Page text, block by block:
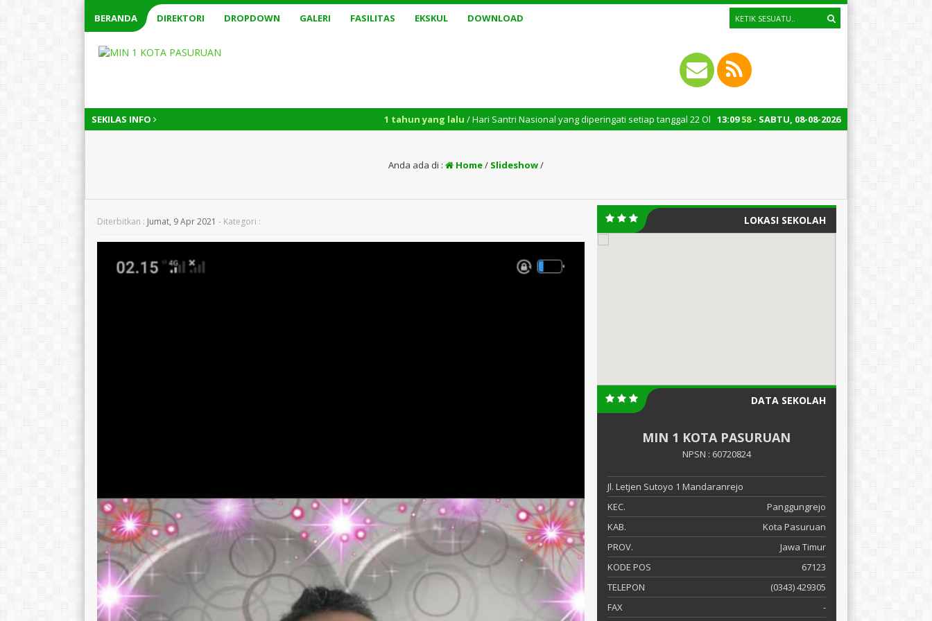
BERANDA DIREKTORI DROPDOWN GALERI FASILITAS EKSKUL DOWNLOAD
SEKILAS INFO 13:09 59- SABTU, 08-08-2026
1 tahun yang lalu/ Hari Santri Nasional yang diperingati setiap tanggal 22 Oktober merupakan momen bersejarah bagi Indonesia. Peringatan
Anda ada di : Home/ Slideshow/
Diterbitkan : Jumat, 9 Apr 2021 - Kategori : LOKASI SEKOLAH
DATA SEKOLAH
MIN 1 KOTA PASURUAN
NPSN : 60720824
Jl. Letjen Sutoyo 1 Mandaranrejo
KEC.
Panggungrejo
KAB.
Kota Pasuruan
PROV.
Jawa Timur
KODE POS
67123
TELEPON
(0343) 429305
FAX
-